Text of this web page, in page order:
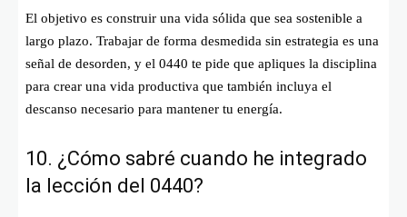
El objetivo es construir una vida sólida que sea sostenible a
largo plazo. Trabajar de forma desmedida sin estrategia es una
señal de desorden, y el 0440 te pide que apliques la disciplina
para crear una vida productiva que también incluya el
descanso necesario para mantener tu energía.
10. ¿Cómo sabré cuando he integrado
la lección del 0440?